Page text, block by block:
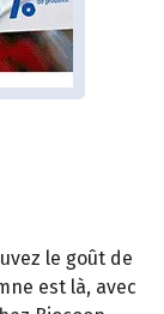
le goût de
est là, avec